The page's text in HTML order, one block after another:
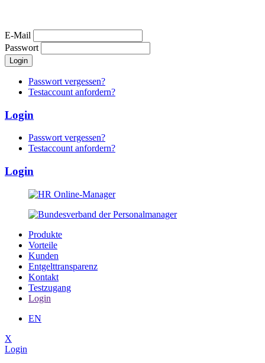
E-Mail
Passwort
Passwort vergessen?
Testaccount anfordern?
Login
Passwort vergessen?
Testaccount anfordern?
Login
Produkte
Vorteile
Kunden
Entgelttransparenz
Kontakt
Testzugang
Login
EN
X
Login